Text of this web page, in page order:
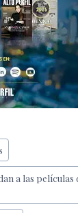
a las películas